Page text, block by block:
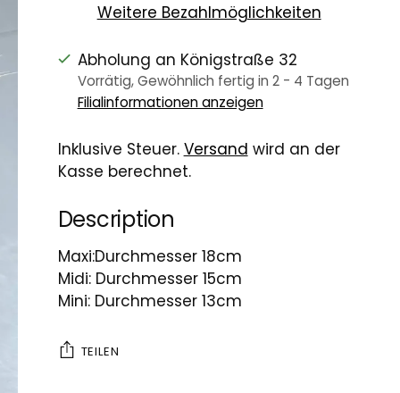
Weitere Bezahlmöglichkeiten
Abholung an Königstraße 32
Vorrätig, Gewöhnlich fertig in 2 - 4 Tagen
Filialinformationen anzeigen
Inklusive Steuer. Versand wird an der
Kasse berechnet.
Description
Maxi:Durchmesser 18cm
Midi: Durchmesser 15cm
Mini: Durchmesser 13cm
TEILEN